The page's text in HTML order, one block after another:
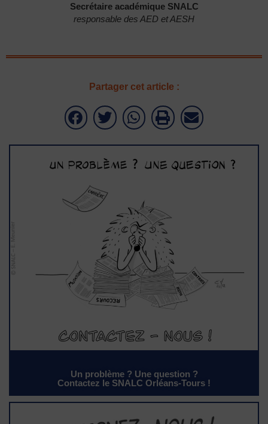
Secrétaire académique SNALC
responsable des AED et AESH
Partager cet article :
Un problème ? Une question ?
Contactez le SNALC Orléans-Tours !